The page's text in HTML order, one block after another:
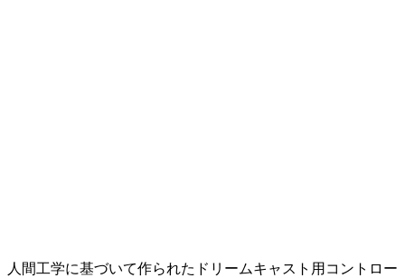
人間工学に基づいて作られたドリームキャスト用コントロー